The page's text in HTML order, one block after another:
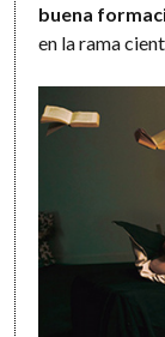
buena
en la rama